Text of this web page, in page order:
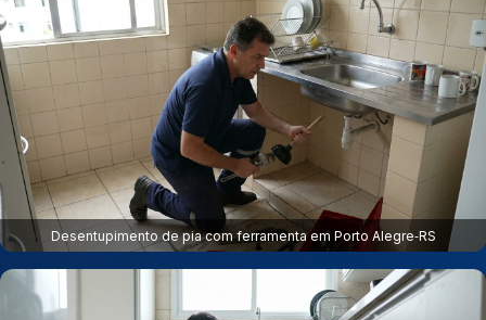
Desentupimento de pia com ferramenta em Porto Alegre‑RS